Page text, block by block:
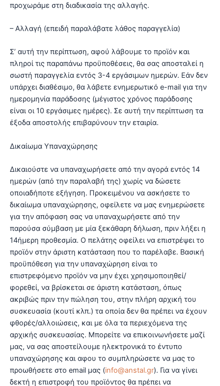
προχωράμε στη διαδικασία της αλλαγής.
– Αλλαγή (επειδή παραλάβατε λάθος παραγγελία)
Σ’ αυτή την περίπτωση, αφού λάβουμε το προϊόν και
πληροί τις παραπάνω προϋποθέσεις, θα σας αποσταλεί η
σωστή παραγγελία εντός 3-4 εργάσιμων ημερών. Εάν δεν
υπάρχει διαθέσιμο, θα λάβετε ενημερωτικό e-mail για την
ημερομηνία παράδοσης (μέγιστος χρόνος παράδοσης
είναι οι 10 εργάσιμες ημέρες). Σε αυτή την περίπτωση τα
έξοδα αποστολής επιβαρύνουν την εταιρία.
Δικαίωμα Υπαναχώρησης
Δικαιούστε να υπαναχωρήσετε από την αγορά εντός 14
ημερών (από την παραλαβή της) χωρίς να δώσετε
οποιαδήποτε εξήγηση. Προκειμένου να ασκήσετε το
δικαίωμα υπαναχώρησης, οφείλετε να μας ενημερώσετε
για την απόφαση σας να υπαναχωρήσετε από την
παρούσα σύμβαση με μία ξεκάθαρη δήλωση, πριν λήξει η
14ήμερη προθεσμία. Ο πελάτης οφείλει να επιστρέψει το
προϊόν στην άριστη κατάσταση που το παρέλαβε. Βασική
προϋπόθεση για την υπαναχώρηση είναι το
επιστρεφόμενο προϊόν να μην έχει χρησιμοποιηθεί/
φορεθεί, να βρίσκεται σε άριστη κατάσταση, όπως
ακριβώς πριν την πώληση του, στην πλήρη αρχική του
συσκευασία (κουτί κλπ.) τα οποία δεν θα πρέπει να έχουν
φθορές/αλλοιώσεις, και με όλα τα περιεχόμενα της
αρχικής συσκευασίας. Μπορείτε να επικοινωνήσετε μαζί
μας, να σας αποστείλουμε ηλεκτρονικά το έντυπο
υπαναχώρησης και αφου το συμπληρώσετε να μας το
προωθήσετε στο email μας (info@anstal.gr). Για να γίνει
δεκτή η επιστροφή του προϊόντος θα πρέπει να